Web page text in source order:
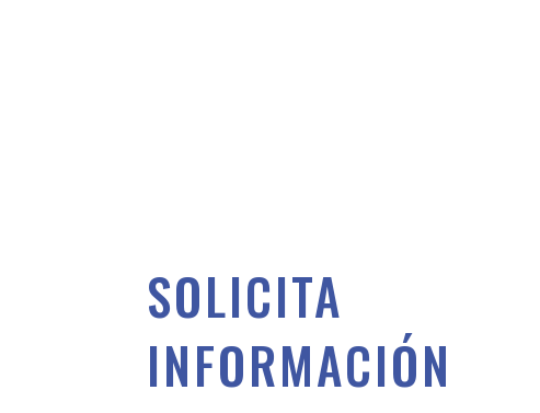
SOLICITA
INFORMACIÓN